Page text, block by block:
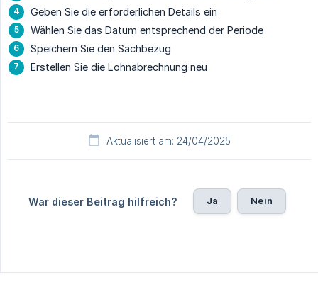
Geben Sie die erforderlichen Details ein
Wählen Sie das Datum entsprechend der Periode
Speichern Sie den Sachbezug
Erstellen Sie die Lohnabrechnung neu
Aktualisiert am: 24/04/2025
War dieser Beitrag hilfreich? Ja Nein